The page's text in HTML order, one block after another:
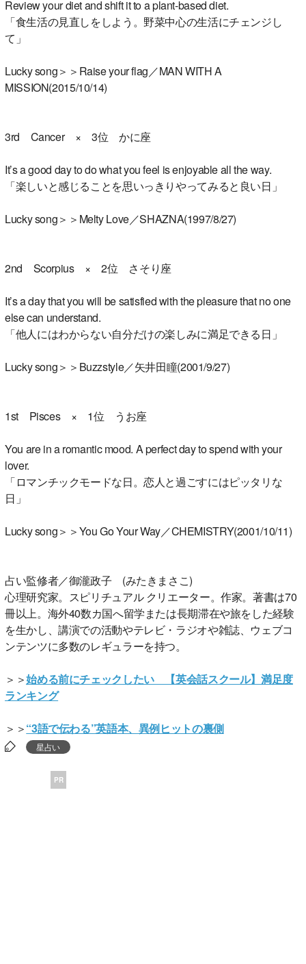
Review your diet and shift it to a plant-based diet.
「食生活の見直しをしよう。野菜中心の生活にチェンジし
て」
Lucky song＞＞Raise your flag／MAN WITH A
MISSION(2015/10/14)
3rd Cancer × 3位 かに座
It’s a good day to do what you feel is enjoyable all the way.
「楽しいと感じることを思いっきりやってみると良い日」
Lucky song＞＞Melty Love／SHAZNA(1997/8/27)
2nd Scorpius × 2位 さそり座
It’s a day that you will be satisfied with the pleasure that no one
else can understand.
「他人にはわからない自分だけの楽しみに満足できる日」
Lucky song＞＞Buzzstyle／矢井田瞳(2001/9/27)
1st Pisces × 1位 うお座
You are in a romantic mood. A perfect day to spend with your
lover.
「ロマンチックモードな日。恋人と過ごすにはピッタリな
日」
Lucky song＞＞You Go Your Way／CHEMISTRY(2001/10/11)
占い監修者／御瀧政子 (みたきまさこ)
心理研究家。スピリチュアル クリエーター。作家。著書は70
冊以上。海外40数カ国へ留学または長期滞在や旅をした経験
を生かし、講演での活動やテレビ・ラジオや雑誌、ウェブコ
ンテンツに多数のレギュラーを持つ。
＞＞始める前にチェックしたい 【英会話スクール】満足度
ランキング
＞＞“3語で伝わる”英語本、異例ヒットの裏側
星占い
PR